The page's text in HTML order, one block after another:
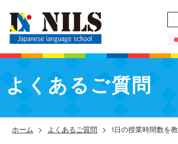
よくあるご質問
ホーム よくあるご質問 1日の授業時間数を